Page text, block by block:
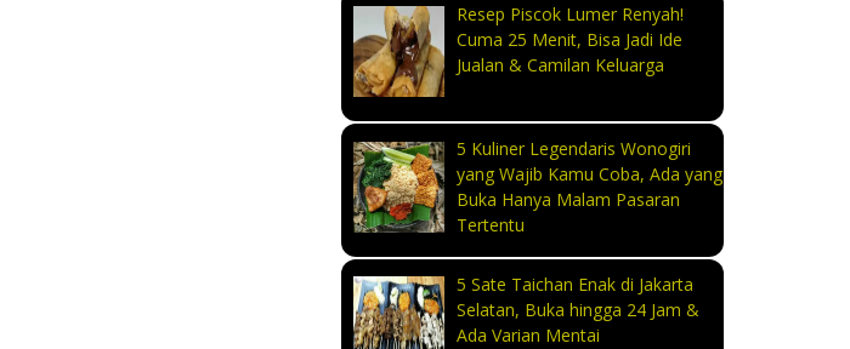
Resep Piscok Lumer Renyah!
Cuma 25 Menit, Bisa Jadi Ide
Jualan & Camilan Keluarga
5 Kuliner Legendaris Wonogiri
yang Wajib Kamu Coba, Ada yang
Buka Hanya Malam Pasaran
Tertentu
5 Sate Taichan Enak di Jakarta
Selatan, Buka hingga 24 Jam &
Ada Varian Mentai